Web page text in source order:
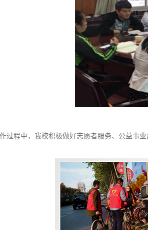
过程中，我校积极做好志愿者服务、公益事